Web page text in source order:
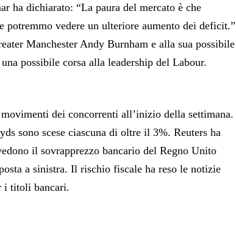
ha dichiarato: “La paura del mercato è che
potremmo vedere un ulteriore aumento dei deficit.”
Manchester Andy Burnham e alla sua possibile
possibile corsa alla leadership del Labour.
dei concorrenti all’inizio della settimana.
sono scese ciascuna di oltre il 3%. Reuters ha
il sovrapprezzo bancario del Regno Unito
a sinistra. Il rischio fiscale ha reso le notizie
i titoli bancari.